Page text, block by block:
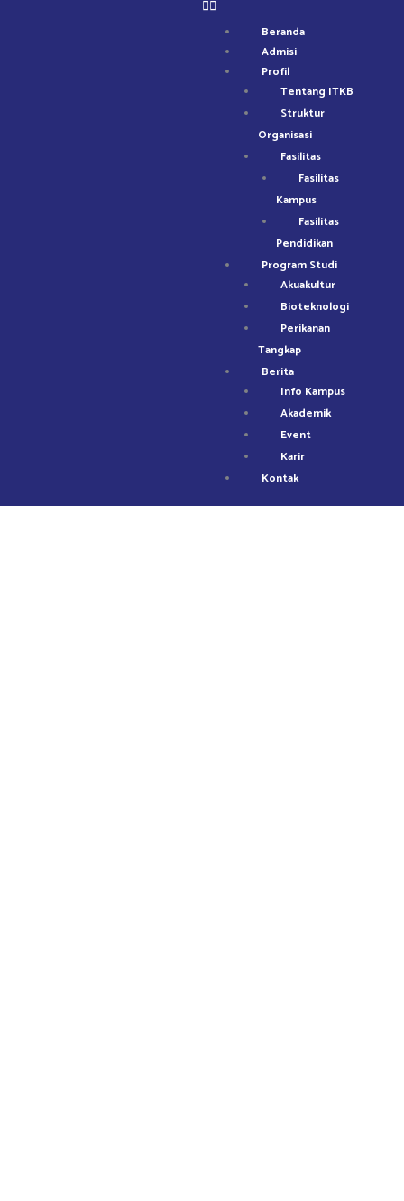
Beranda
Admisi
Profil
Tentang ITKB
Struktur
Organisasi
Fasilitas
Fasilitas
Kampus
Fasilitas
Pendidikan
Program Studi
Akuakultur
Bioteknologi
Perikanan
Tangkap
Berita
Info Kampus
Akademik
Event
Karir
Kontak